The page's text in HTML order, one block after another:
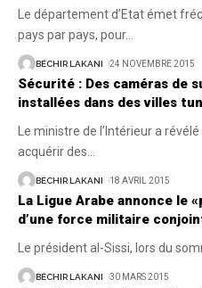
Le département d’Etat émet
pays par pays, pour…
BÉCHIR LAKANI 24 NOVEMBRE 2015
Sécurité : Des caméras de
installées dans des villes
Le ministre de l’Intérieur a
acquérir des
BÉCHIR LAKANI 18 AVRIL 2015
La Ligue Arabe annonce le
d’une force militaire
Le président al-Sissi, lors du
BÉCHIR LAKANI 30 MARS 2015